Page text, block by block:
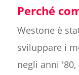
Perché
Westone è
sviluppare i
negli anni